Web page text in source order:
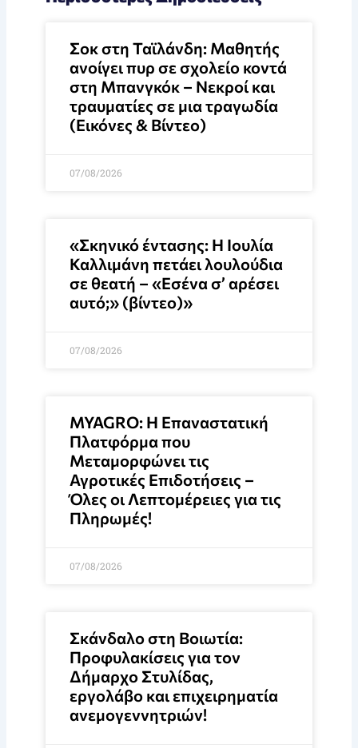
Σοκ στη Ταϊλάνδη: Μαθητής
ανοίγει πυρ σε σχολείο κοντά
στη Μπανγκόκ – Νεκροί και
τραυματίες σε μια τραγωδία
(Εικόνες & Βίντεο)
07/08/2026
«Σκηνικό έντασης: Η Ιουλία
Καλλιμάνη πετάει λουλούδια
σε θεατή – «Εσένα σ’ αρέσει
αυτό;» (βίντεο)»
07/08/2026
MYAGRO: Η Επαναστατική
Πλατφόρμα που
Μεταμορφώνει τις
Αγροτικές Επιδοτήσεις –
Όλες οι Λεπτομέρειες για τις
Πληρωμές!
07/08/2026
Σκάνδαλο στη Βοιωτία:
Προφυλακίσεις για τον
Δήμαρχο Στυλίδας,
εργολάβο και επιχειρηματία
ανεμογεννητριών!